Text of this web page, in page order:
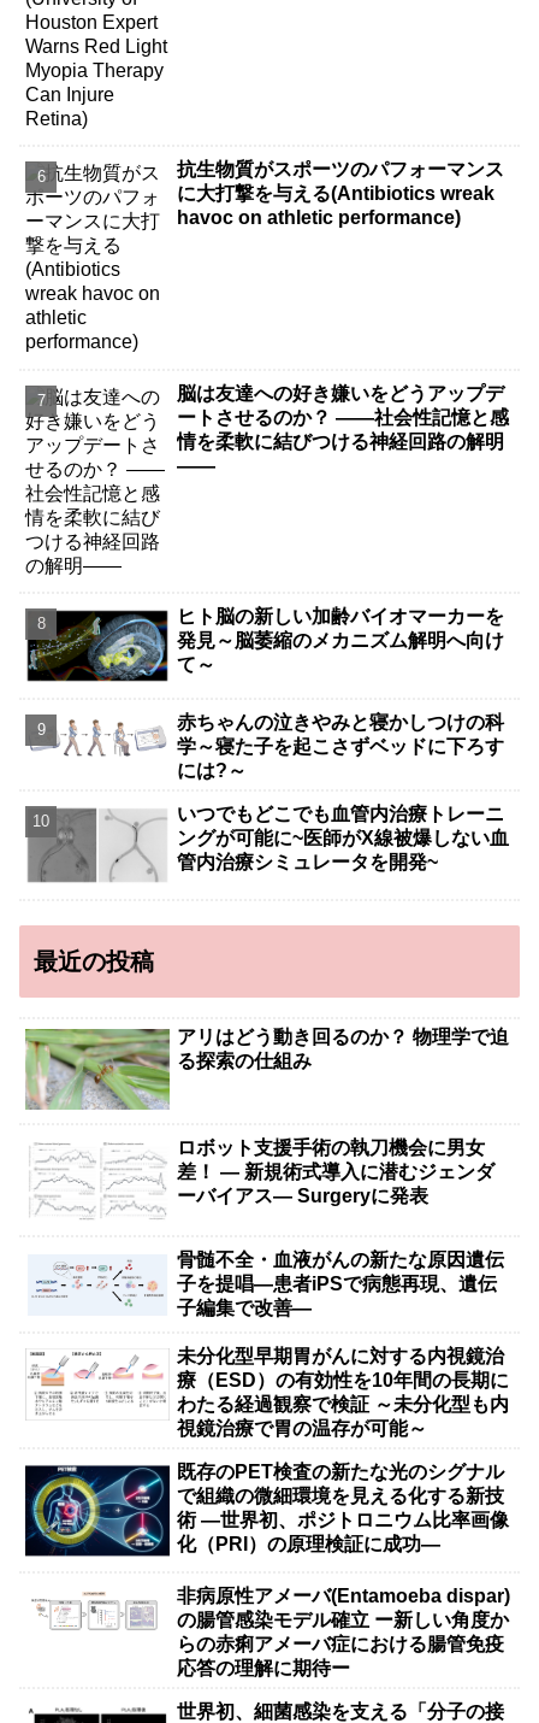
抗生物質がスポーツのパフォーマンス
に大打撃を与える(Antibiotics wreak
havoc on athletic performance)
脳は友達への好き嫌いをどうアップデ
ートさせるのか？ ――社会性記憶と感
情を柔軟に結びつける神経回路の解明
――
ヒト脳の新しい加齢バイオマーカーを
発見～脳萎縮のメカニズム解明へ向け
て～
赤ちゃんの泣きやみと寝かしつけの科
学～寝た子を起こさずベッドに下ろす
には?～
いつでもどこでも血管内治療トレーニ
ングが可能に~医師がX線被爆しない血
管内治療シミュレータを開発~
最近の投稿
アリはどう動き回るのか？ 物理学で迫
る探索の仕組み
ロボット支援手術の執刀機会に男女
差！ — 新規術式導入に潜むジェンダ
ーバイアス— Surgeryに発表
骨髄不全・血液がんの新たな原因遺伝
子を提唱―患者iPSで病態再現、遺伝
子編集で改善―
未分化型早期胃がんに対する内視鏡治
療（ESD）の有効性を10年間の長期に
わたる経過観察で検証 ～未分化型も内
視鏡治療で胃の温存が可能～
既存のPET検査の新たな光のシグナル
で組織の微細環境を見える化する新技
術 ―世界初、ポジトロニウム比率画像
化（PRI）の原理検証に成功―
非病原性アメーバ(Entamoeba dispar)
の腸管感染モデル確立 ー新しい角度か
らの赤痢アメーバ症における腸管免疫
応答の理解に期待ー
世界初、細菌感染を支える「分子の接